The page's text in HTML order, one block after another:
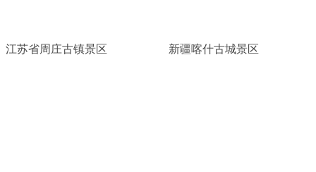
江苏省周庄古镇景区 新疆喀什古城景区